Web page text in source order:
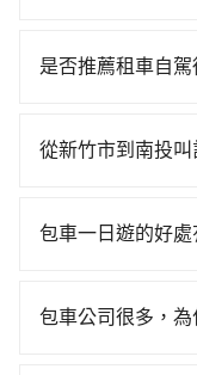
最早07:02一直到
高鐵站後，步行進
站、等待車站前
交通費總計3,310
是否推薦租車自
時不需要閉目養神
$115~205承租小
回），雖已將
從新竹市到南投
灣大車隊、Uber
里程跳錶計算，價
包車一日遊的好處
願和需要來安排行
包車公司很多，